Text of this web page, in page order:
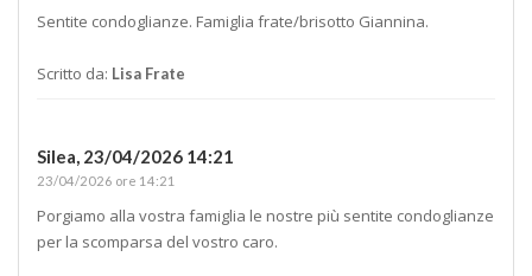
Sentite condoglianze. Famiglia frate/brisotto Giannina.
Scritto da: Lisa Frate
Silea, 23/04/2026 14:21
23/04/2026 ore 14:21
Porgiamo alla vostra famiglia le nostre più sentite condoglianze
per la scomparsa del vostro caro.